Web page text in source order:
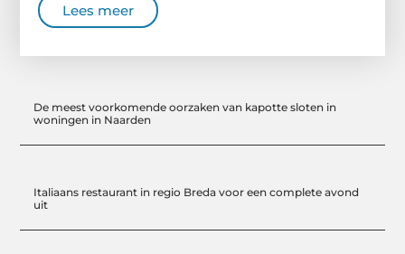
Lees meer
De meest voorkomende oorzaken van kapotte sloten in
woningen in Naarden
Italiaans restaurant in regio Breda voor een complete avond
uit